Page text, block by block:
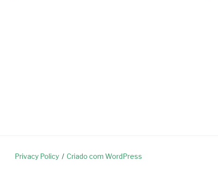
Privacy Policy Criado com WordPress